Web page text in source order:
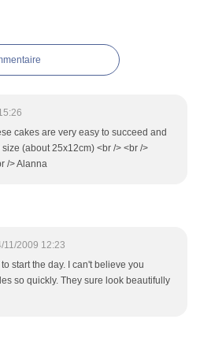
cakes are very easy to succeed and
(about 25x12cm) <br /> <br />
/> Alanna
11/2009 12:23
start the day. I can't believe you
so quickly. They sure look beautifully